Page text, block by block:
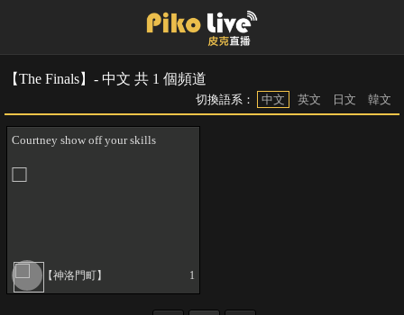
【The Finals】- 中文 共 1 個頻道
切換語系： 中文 英文 日文 韓文
Courtney show off your skills
【神洛門町】 1